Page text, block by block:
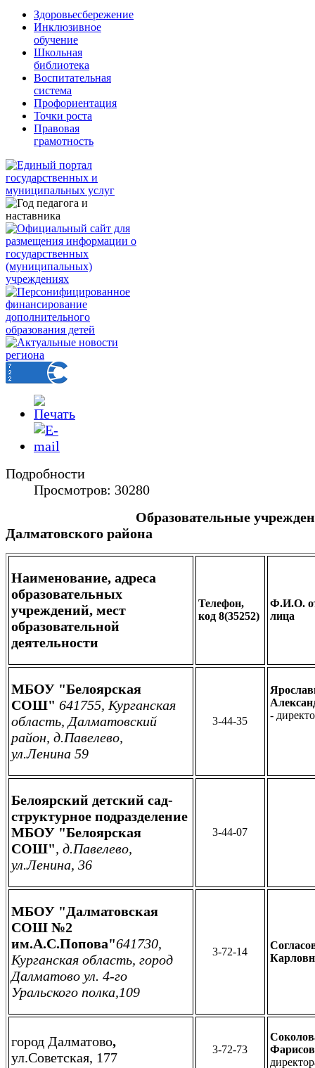
Здоровьесбережение
Инклюзивное
обучение
Школьная
библиотека
Воспитательная
система
Профориентация
Точки роста
Правовая
грамотность
Подробности
Просмотров: 30280
Образовательные
Далматовского района
Наименование, адреса
образовательных
учреждений, мест
образовательной
деятельности
Телефон,
код 8(35252)
Ф.И.О.
лица
МБОУ "Белоярская
СОШ" 641755, Курганская
область, Далматовский
район, д.Павелево,
ул.Ленина 59
3-44-35
-
Белоярский детский сад-
структурное подразделение
МБОУ "Белоярская
СОШ", д.Павелево,
ул.Ленина, 36
3-44-07
МБОУ "Далматовская
СОШ №2
им.А.С.Попова"641730,
Курганская область, город
Далматово ул. 4-го
Уральского полка,109
3-72-14
город Далматово,
ул.Советская, 177
3-72-73